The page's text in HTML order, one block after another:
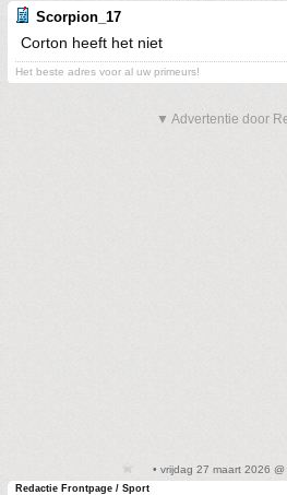
Scorpion_17
Corton heeft het niet
Het beste adres voor al uw primeurs!
▼ Advertentie door
• vrijdag 27 maart 2026
Redactie Frontpage / Sport